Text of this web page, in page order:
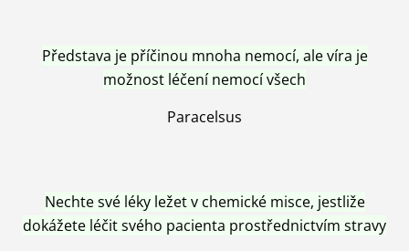
Představa je příčinou mnoha nemocí, ale víra je
možnost léčení nemocí všech
Paracelsus
Nechte své léky ležet v chemické misce, jestliže
dokážete léčit svého pacienta prostřednictvím stravy